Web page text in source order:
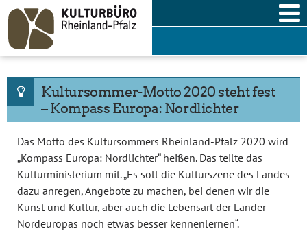
Skip
content
Kultursommer-Motto 2020 steht fest
– Kompass Europa: Nordlichter
Das Motto des Kultursommers Rheinland-Pfalz 2020 wird
„Kompass Europa: Nordlichter“ heißen. Das teilte das
Kulturministerium mit. „Es soll die Kulturszene des Landes
dazu anregen, Angebote zu machen, bei denen wir die
Kunst und Kultur, aber auch die Lebensart der Länder
Nordeuropas noch etwas besser kennenlernen“.